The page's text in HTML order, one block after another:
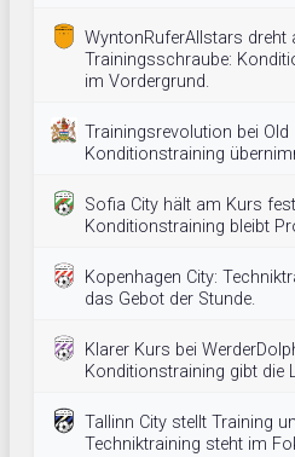
WyntonRuferAllstars dreht
Trainingsschraube:
im Vordergrund.
Trainingsrevolution bei Old
Konditionstraining
Sofia City hält am Kurs
Konditionstraining bleibt
Kopenhagen City:
das Gebot der Stunde.
Klarer Kurs bei
Konditionstraining gibt die
Tallinn City stellt Training
Techniktraining steht im